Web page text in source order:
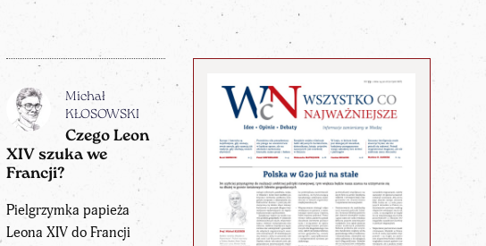
Michał
KŁOSOWSKI
Czego Leon
XIV szuka we
Francji?
Pielgrzymka papieża
Leona XIV do Francji